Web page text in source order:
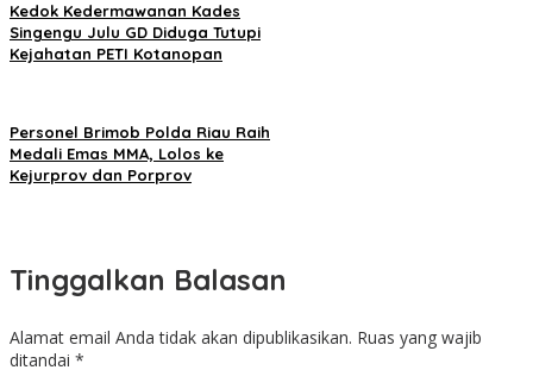
Kedok Kedermawanan Kades
Singengu Julu GD Diduga Tutupi
Kejahatan PETI Kotanopan
Personel Brimob Polda Riau Raih
Medali Emas MMA, Lolos ke
Kejurprov dan Porprov
Tinggalkan Balasan
Alamat email Anda tidak akan dipublikasikan. Ruas yang wajib
ditandai *